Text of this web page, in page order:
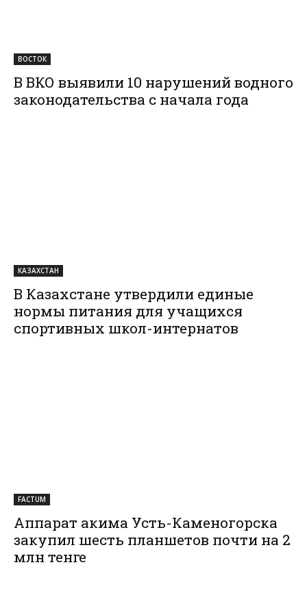
ВОСТОК
В ВКО выявили 10 нарушений водного
законодательства с начала года
КАЗАХСТАН
В Казахстане утвердили единые
нормы питания для учащихся
спортивных школ-интернатов
FACTUM
Аппарат акима Усть-Каменогорска
закупил шесть планшетов почти на 2
млн тенге